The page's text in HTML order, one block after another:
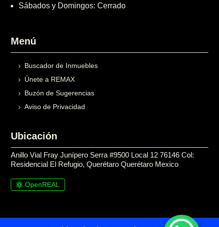
Sábados y Domingos: Cerrado
Menú
Buscador de Inmuebles
Únete a REMAX
Buzón de Sugerencias
Aviso de Privacidad
Ubicación
Anillo Vial Fray Junípero Serra #9500 Local 12 76146 Col:
Residencial El Refugio, Querétaro Querétaro Mexico
OpenREAL